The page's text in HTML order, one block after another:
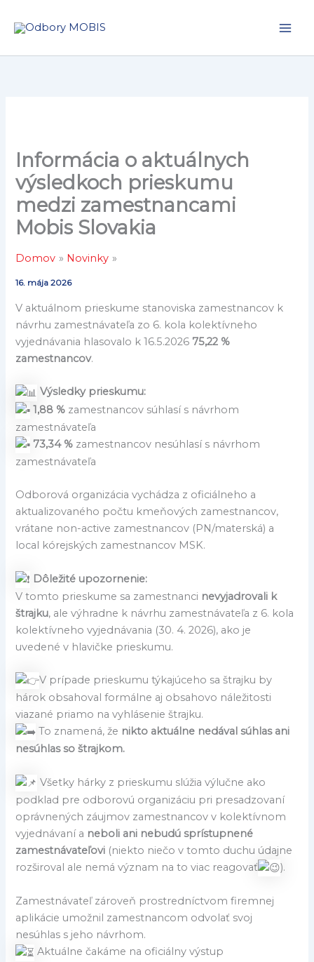
Informácia o aktuálnych
výsledkoch prieskumu
medzi zamestnancami
Mobis Slovakia
Domov Novinky
16. mája 2026
V aktuálnom prieskume stanoviska zamestnancov k
návrhu zamestnávateľa zo 6. kola kolektívneho
vyjednávania hlasovalo k 16.5.2026 75,22 %
zamestnancov.
Výsledky prieskumu:
1,88 % zamestnancov súhlasí s návrhom
zamestnávateľa
73,34 % zamestnancov nesúhlasí s návrhom
zamestnávateľa
Odborová organizácia vychádza z oficiálneho a
aktualizovaného počtu kmeňových zamestnancov,
vrátane non-active zamestnancov (PN/materská) a
local kórejských zamestnancov MSK.
Dôležité upozornenie:
V tomto prieskume sa zamestnanci nevyjadrovali k
štrajku, ale výhradne k návrhu zamestnávateľa z 6. kola
kolektívneho vyjednávania (30. 4. 2026), ako je
uvedené v hlavičke prieskumu.
V prípade prieskumu týkajúceho sa štrajku by
hárok obsahoval formálne aj obsahovo náležitosti
viazané priamo na vyhlásenie štrajku.
To znamená, že nikto aktuálne nedával súhlas ani
nesúhlas so štrajkom.
Všetky hárky z prieskumu slúžia výlučne ako
podklad pre odborovú organizáciu pri presadzovaní
oprávnených záujmov zamestnancov v kolektívnom
vyjednávaní a neboli ani nebudú sprístupnené
zamestnávateľovi (niekto niečo v tomto duchu údajne
rozširoval ale nemá význam na to viac reagovať
).
Zamestnávateľ zároveň prostredníctvom firemnej
aplikácie umožnil zamestnancom odvolať svoj
nesúhlas s jeho návrhom.
Aktuálne čakáme na oficiálny výstup